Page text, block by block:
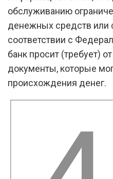
обслуживанию
денежных средств или
соответствии с
банк просит (требует)
документы, которые
происхождения денег.